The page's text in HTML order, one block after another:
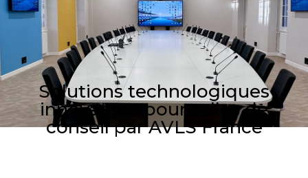
Solutions technologiques
innovantes pour salles de
conseil par AVLS France